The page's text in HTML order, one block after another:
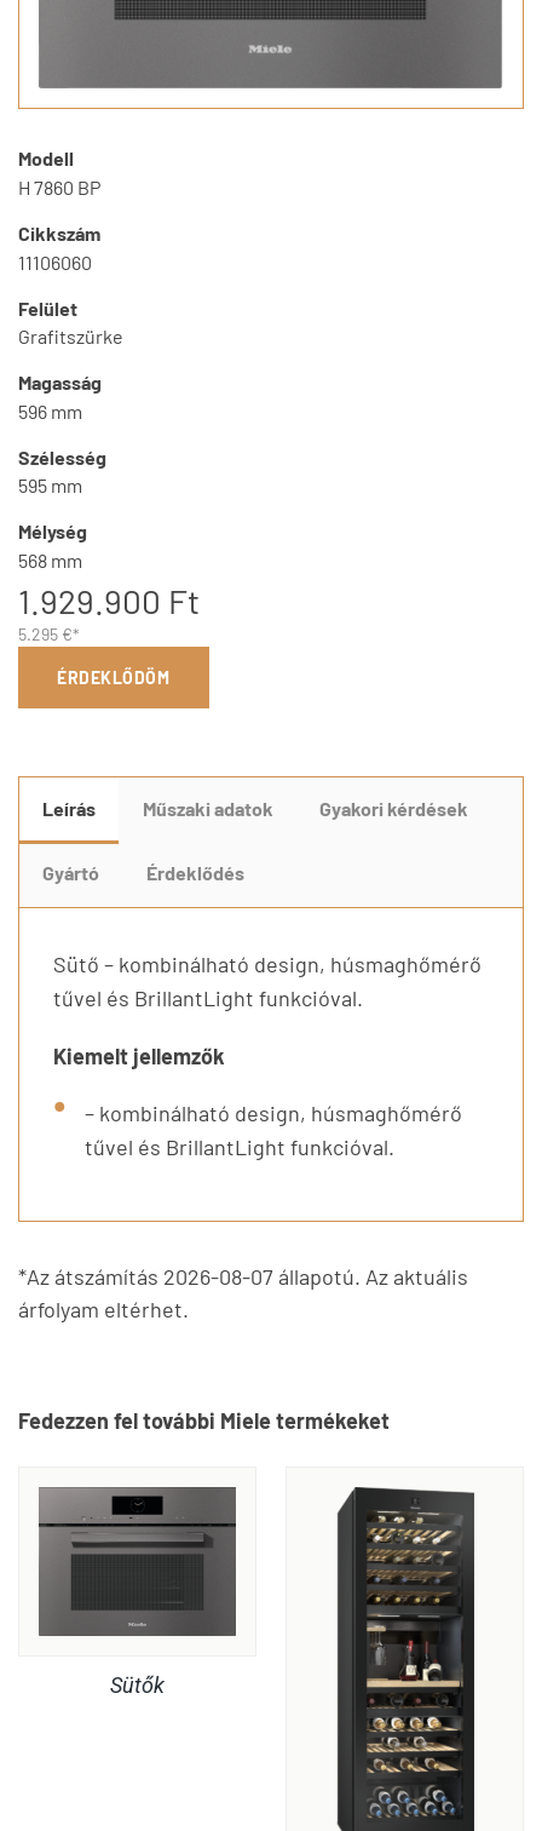
Modell
H 7860 BP
Cikkszám
11106060
Felület
Grafitszürke
Magasság
596 mm
Szélesség
595 mm
Mélység
568 mm
1.929.900 Ft
5.295 €*
ÉRDEKLŐDÖM
Leírás Műszaki adatok Gyakori kérdések
Gyártó Érdeklődés
Sütő – kombinálható design, húsmaghőmérő
tűvel és BrillantLight funkcióval.
Kiemelt jellemzők
– kombinálható design, húsmaghőmérő
tűvel és BrillantLight funkcióval.
*Az átszámítás 2026-08-07 állapotú. Az aktuális
árfolyam eltérhet.
Fedezzen fel további Miele termékeket
Sütők